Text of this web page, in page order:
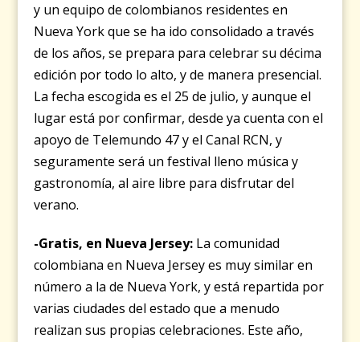
y un equipo de colombianos residentes en
Nueva York que se ha ido consolidado a través
de los años, se prepara para celebrar su décima
edición por todo lo alto, y de manera presencial.
La fecha escogida es el 25 de julio, y aunque el
lugar está por confirmar, desde ya cuenta con el
apoyo de Telemundo 47 y el Canal RCN, y
seguramente será un festival lleno música y
gastronomía, al aire libre para disfrutar del
verano.
-Gratis, en Nueva Jersey: La comunidad
colombiana en Nueva Jersey es muy similar en
número a la de Nueva York, y está repartida por
varias ciudades del estado que a menudo
realizan sus propias celebraciones. Este año,